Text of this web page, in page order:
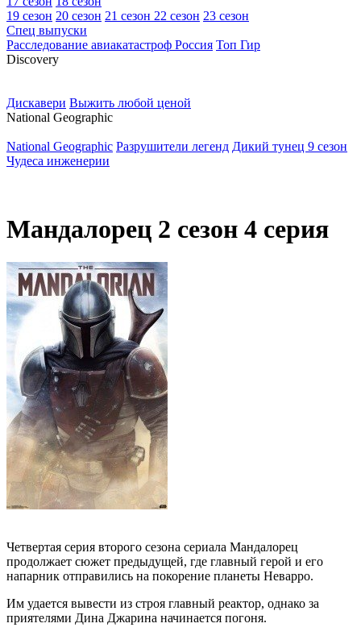
19 сезон 20 сезон 21 сезон 22 сезон 23 сезон
Спец выпуски
Расследование авиакатастроф Россия Топ Гир
Discovery
Дискавери Выжить любой ценой
National Geographic
National Geographic Разрушители легенд Дикий тунец 9 сезон
Чудеса инженерии
Мандалорец 2 сезон 4 серия
Четвертая серия второго сезона сериала Мандалорец
продолжает сюжет предыдущей, где главный герой и его
напарник отправились на покорение планеты Неварро.
Им удается вывести из строя главный реактор, однако за
приятелями Дина Джарина начинается погоня.